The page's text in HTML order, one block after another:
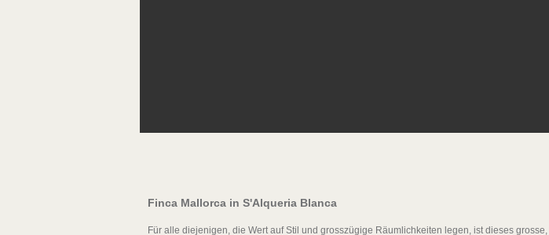
Finca Mallorca in S'Alqueria Blanca
Für alle diejenigen, die Wert auf Stil und grosszügige Räumlichkeiten legen, ist dieses